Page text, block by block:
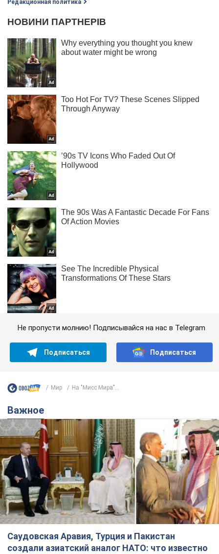
Редакционная политика
Не пропусти молнию! Подписывайся на нас в Telegram
Подписаться Подписаться
Мир На "Мисс Мира"...
Важное
Саудовская Аравия, Турция и Пакистан
создали азиатский аналог НАТО: что известно